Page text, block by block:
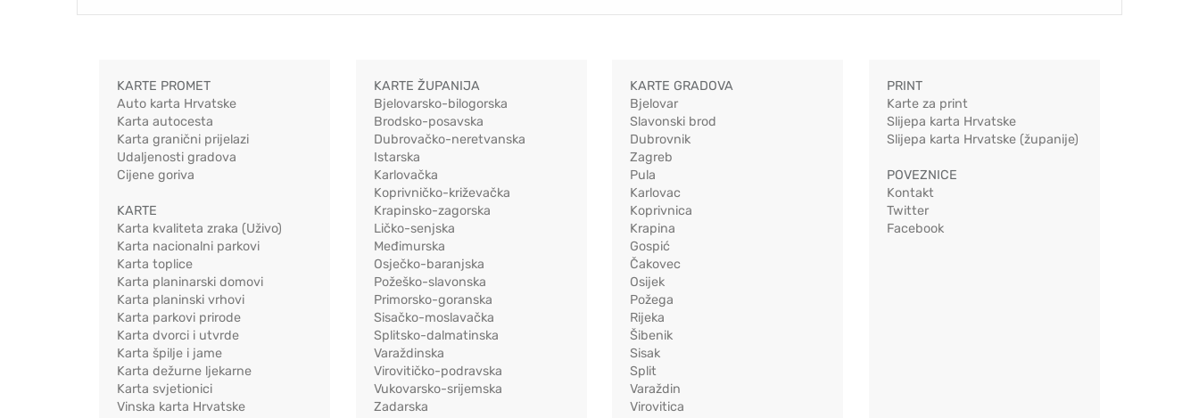
KARTE PROMET
Auto karta Hrvatske
Karta autocesta
Karta granični prijelazi
Udaljenosti gradova
Cijene goriva
KARTE
Karta kvaliteta zraka (Uživo)
Karta nacionalni parkovi
Karta toplice
Karta planinarski domovi
Karta planinski vrhovi
Karta parkovi prirode
Karta dvorci i utvrde
Karta špilje i jame
Karta dežurne ljekarne
Karta svjetionici
Vinska karta Hrvatske
KARTE ŽUPANIJA
Bjelovarsko-bilogorska
Brodsko-posavska
Dubrovačko-neretvanska
Istarska
Karlovačka
Koprivničko-križevačka
Krapinsko-zagorska
Ličko-senjska
Međimurska
Osječko-baranjska
Požeško-slavonska
Primorsko-goranska
Sisačko-moslavačka
Splitsko-dalmatinska
Varaždinska
Virovitičko-podravska
Vukovarsko-srijemska
Zadarska
KARTE GRADOVA
Bjelovar
Slavonski brod
Dubrovnik
Zagreb
Pula
Karlovac
Koprivnica
Krapina
Gospić
Čakovec
Osijek
Požega
Rijeka
Šibenik
Sisak
Split
Varaždin
Virovitica
PRINT
Karte za print
Slijepa karta Hrvatske
Slijepa karta Hrvatske (županije)
POVEZNICE
Kontakt
Twitter
Facebook